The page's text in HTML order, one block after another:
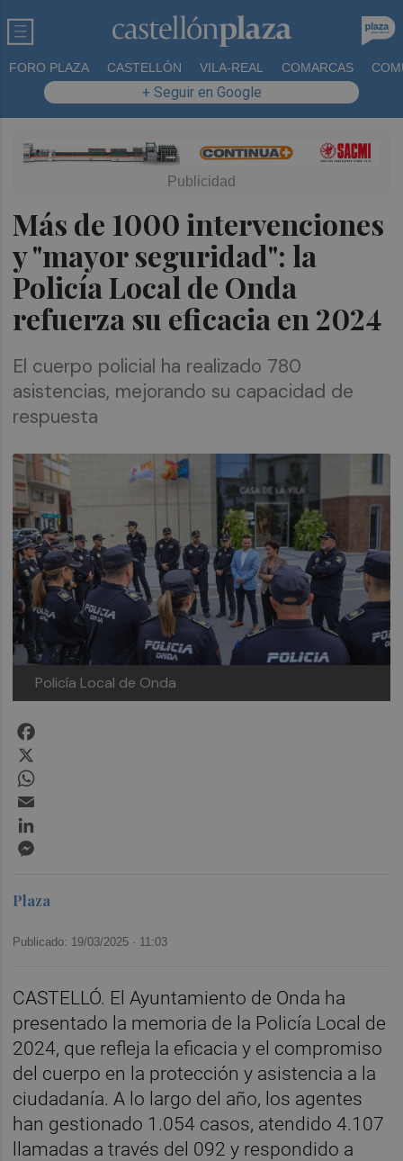
FORO PLAZA CASTELLÓN VILA-REAL COMARCAS
+ Seguir en Google
Más de 1000 intervenciones
y "mayor seguridad": la
Policía Local de Onda
refuerza su eficacia en 2024
El cuerpo policial ha realizado 780
asistencias, mejorando su capacidad de
respuesta
Policía Local de Onda
Plaza
Publicado: 19/03/2025 · 11:03
CASTELLÓ. El Ayuntamiento de Onda ha
presentado la memoria de la Policía Local de
2024, que refleja la eficacia y el compromiso
del cuerpo en la protección y asistencia a la
ciudadanía. A lo largo del año, los agentes
han gestionado 1.054 casos, atendido 4.107
llamadas a través del 092 y respondido a